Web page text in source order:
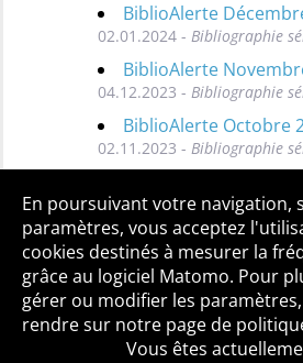
BiblioAlerte
02.01.2024 - Bibliographie
BiblioAlerte
04.12.2023 - Bibliographie
BiblioAlerte Octobre
02.11.2023 - Bibliographie
Toutes les
Qui sommes-nous ? Mentions
Politique de
En poursuivant votre navigation,
paramètres, vous acceptez
cookies destinés à mesurer la
grâce au logiciel Matomo. Pour
gérer ou modifier les
rendre sur notre page de
Vous êtes